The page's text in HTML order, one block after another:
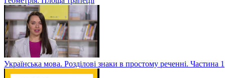
Українська мова. Розділові знаки в простому реченні. Частина 1